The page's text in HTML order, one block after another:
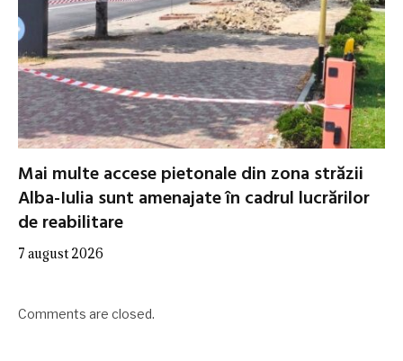
Mai multe accese pietonale din zona străzii
Alba-Iulia sunt amenajate în cadrul lucrărilor
de reabilitare
7 august 2026
Comments are closed.